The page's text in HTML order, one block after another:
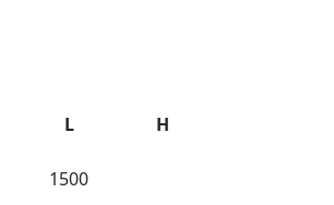
L H
1500